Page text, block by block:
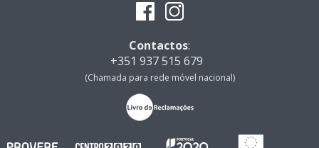
Contactos:
+351 937 515 679
(Chamada para rede móvel nacional)